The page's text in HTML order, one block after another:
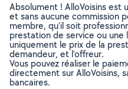
Absolument ! AlloVoisins
et sans aucune commission
membre, qu’il soit
prestation de service ou une
uniquement le prix de la
demandeur, et l’offreur.
Vous pouvez réaliser le
directement sur AlloVoisins,
bancaires.